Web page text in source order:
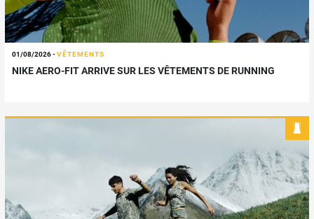
01/08/2026-VÊTEMENTS
NIKE AERO-FIT ARRIVE SUR LES VÊTEMENTS DE RUNNING